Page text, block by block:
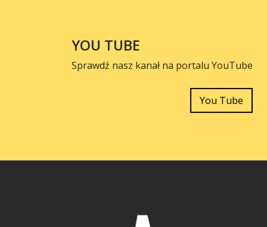
YOU TUBE
Sprawdź nasz kanał na portalu YouTube
You Tube